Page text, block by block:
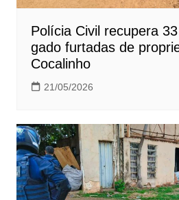
Polícia Civil recupera
gado furtadas de
Cocalinho
21/05/2026